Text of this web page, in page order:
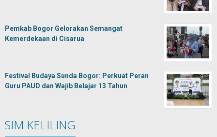
Pemkab Bogor Gelorakan Semangat
Kemerdekaan di Cisarua
Festival Budaya Sunda Bogor: Perkuat Peran
Guru PAUD dan Wajib Belajar 13 Tahun
SIM KELILING